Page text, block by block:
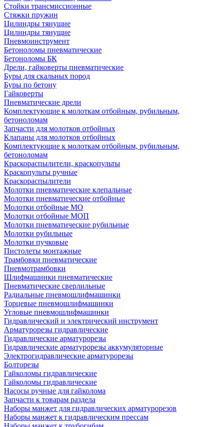
Стойки трансмиссионные
Стяжки пружин
Цилиндры тянущие
Цилиндры тянущие
Пневмоинструмент
Бетоноломы пневматические
Бетоноломы БК
Дрели, гайковерты пневматические
Буры для скальных пород
Буры по бетону
Гайковерты
Пневматические дрели
Комплектующие к молоткам отбойным, рубильным,
бетоноломам
Запчасти для молотков отбойных
Клапаны для молотков отбойных
Комплектующие к молоткам отбойным, рубильным,
бетоноломам
Краскораспылители, краскопульты
Краскопульты ручные
Краскораспылители
Молотки пневматические клепальные
Молотки пневматические отбойные
Молотки отбойные МО
Молотки отбойные МОП
Молотки пневматические рубильные
Молотки рубильные
Молотки пучковые
Пистолеты монтажные
Трамбовки пневматические
Пневмотрамбовки
Шлифмашинки пневматические
Пневматические сверлильные
Радиальные пневмошлифмашинки
Торцевые пневмошлифмашинки
Угловые пневмошлифмашинки
Гидравлический и электрический инструмент
Арматурорезы гидравлические
Гидравлические арматурорезы
Гидравлические арматурорезы аккумуляторные
Электрогидравлические арматурорезы
Болторезы
Гайколомы гидравлические
Гайколомы гидравлические
Насосы ручные для гайколома
Запчасти к товарам раздела
Наборы манжет для гидравлических арматурорезов
Наборы манжет к гидравлическим прессам